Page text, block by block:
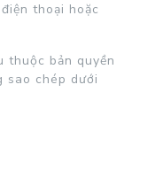
thoại hoặc
thuộc bản quyền
sao chép dưới